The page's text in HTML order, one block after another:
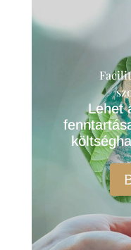
Lehet